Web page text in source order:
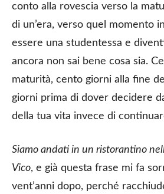
conto alla rovescia verso la
di un’era, verso quel momento
essere una studentessa e
ancora non sai bene cosa sia.
maturità, cento giorni alla fine
giorni prima di dover decidere
della tua vita invece di
Siamo andati in un ristorantino
Vico, e già questa frase mi fa
vent’anni dopo, perché